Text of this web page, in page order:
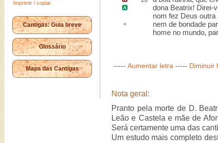
Imprimir / copiar
Cantigas: Guia breve
Glossário
Mapa das Cantigas
dona Beatrix! Direi-
nom fez Deus outra
nem de bondade par
home no mundo,
----- Aumentar letra ----- Diminuir
Nota geral:
Pranto pela morte de D.
Leão e Castela e mãe de
Será certamente uma das
Um estudo mais completo